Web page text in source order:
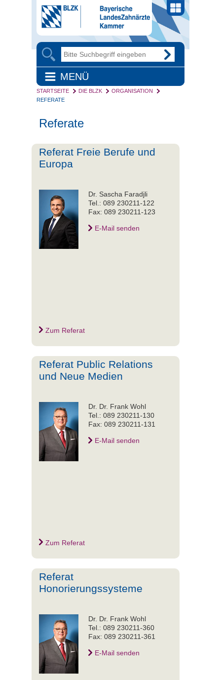
MENÜ
STARTSEITE DIE BLZK
ORGANISATION
REFERATE
Referate
Referat Freie Berufe und
Europa
Dr. Sascha Faradjli
Tel.: 089 230211-122
Fax: 089 230211-123
E-Mail senden
Zum Referat
Referat Public Relations
und Neue Medien
Dr. Dr. Frank Wohl
Tel.: 089 230211-130
Fax: 089 230211-131
E-Mail senden
Zum Referat
Referat
Honorierungssysteme
Dr. Dr. Frank Wohl
Tel.: 089 230211-360
Fax: 089 230211-361
E-Mail senden